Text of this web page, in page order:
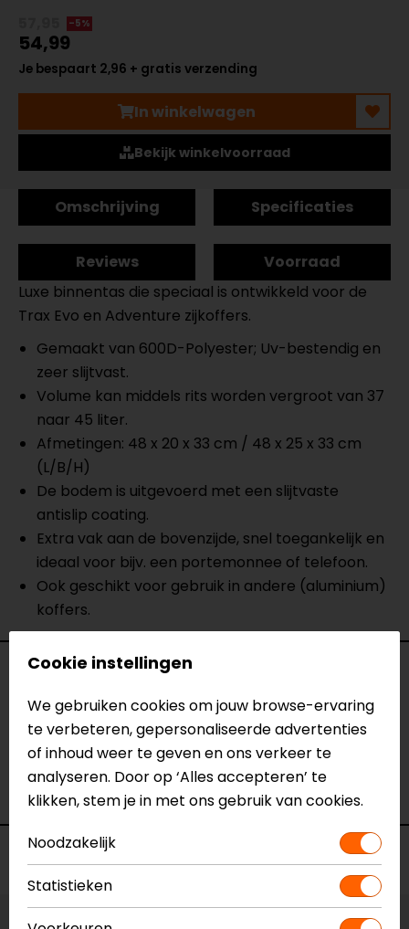
-5%
54,99
Je bespaart 2,96 + gratis verzending
In winkelwagen
Bekijk winkelvoorraad
Omschrijving Specificaties
Reviews
Voorraad
Luxe binnentas die speciaal is ontwikkeld voor de
Trax Evo en Adventure zijkoffers.
Gemaakt van 600D-Polyester; Uv-bestendig en
zeer slijtvast.
Volume kan middels rits worden vergroot van 37
naar 45 liter.
Afmetingen: 48 x 20 x 33 cm / 48 x 25 x 33 cm
(L/B/H)
De bodem is uitgevoerd met een slijtvaste
antislip coating.
Extra vak aan de bovenzijde, snel toegankelijk en
ideaal voor bijv. een portemonnee of telefoon.
Ook geschikt voor gebruik in andere (aluminium)
koffers.
Specificaties
Naam
Trax Gear Plus, Binnentas.
Model
1874536
Merk
SW-Motech
Kleur
N.v.t.
Voorraad
Cookie instellingen
We gebruiken cookies om jouw browse-ervaring
te verbeteren, gepersonaliseerde advertenties
of inhoud weer te geven en ons verkeer te
analyseren. Door op ‘Alles accepteren’ te
klikken, stem je in met ons gebruik van cookies.
Noodzakelijk
Statistieken